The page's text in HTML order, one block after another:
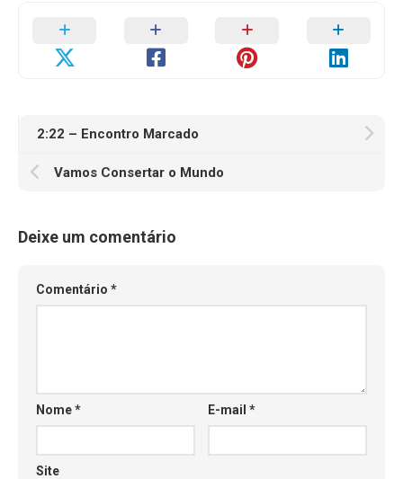
2:22 – Encontro Marcado
Vamos Consertar o Mundo
Deixe um comentário
Comentário *
Nome* E-mail*
Site